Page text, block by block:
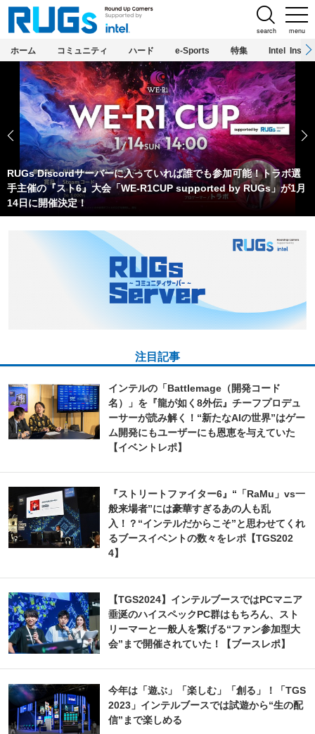
menu
search
ホーム コミュニティ ハード e-Sports 特集 Intel Inside
RUGs Discordサーバーに入っていれば誰でも参加可能！トラボ選
手主催の『スト6』大会「WE-R1CUP supported by RUGs」が1月
14日に開催決定！
注目記事
インテルの「Battlemage（開発コード
名）」を『龍が如く8外伝』チーフプロデュ
ーサーが読み解く！“新たなAIの世界”はゲー
ム開発にもユーザーにも恩恵を与えていた
【イベントレポ】
『ストリートファイター6』“「RaMu」vs一
般来場者”には豪華すぎるあの人も乱
入！？“インテルだからこそ”と思わせてくれ
るブースイベントの数々をレポ【TGS202
4】
【TGS2024】インテルブースではPCマニア
垂涎のハイスペックPC群はもちろん、スト
リーマーと一般人を繋げる“ファン参加型大
会”まで開催されていた！【ブースレポ】
今年は「遊ぶ」「楽しむ」「創る」！「TGS
2023」インテルブースでは試遊から“生の配
信”まで楽しめる